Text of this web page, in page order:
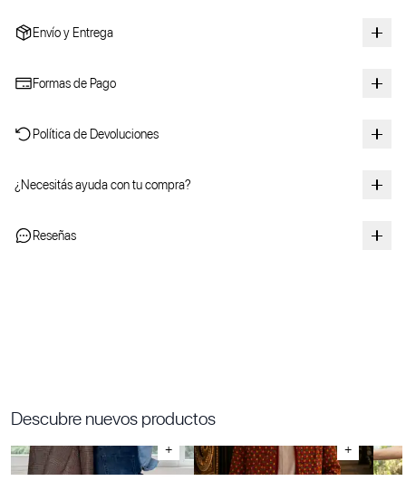
Envío y Entrega
Formas de Pago
Política de Devoluciones
¿Necesitás ayuda con tu compra?
Reseñas
Descubre nuevos productos
+ +